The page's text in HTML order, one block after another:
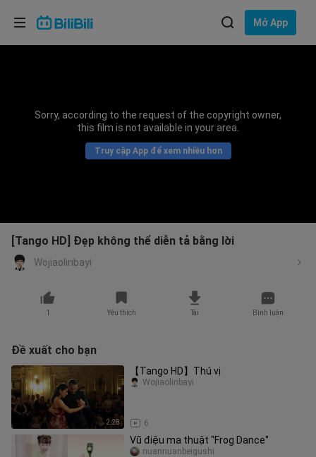
Mở App
Sorry, according to the request of the copyright owner,
this film is not available in your area.
Truy cập App để xem nhiều hơn
[Tango HD] Đẹp không thể diễn tả bằng lời
Wojiaolinbayi
1 Yêu thích Tải Bình luận
Đề xuất cho bạn
2:28
【Tango HD】Thú vị
6
Wojiaolinbayi
Vũ điệu ma thuật "Frog Dance"
nuannuanbeigushi
Lựa chọn ngôn ngữ
Bahasa Indonesia